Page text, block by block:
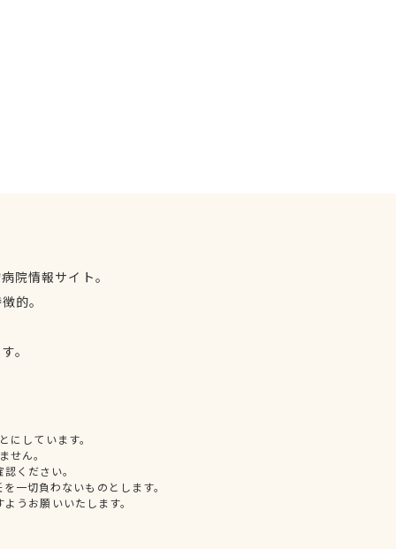
院情報サイト。
的。
。
しています。
せん。
ください。
一切負わないものとします。
うお願いいたします。